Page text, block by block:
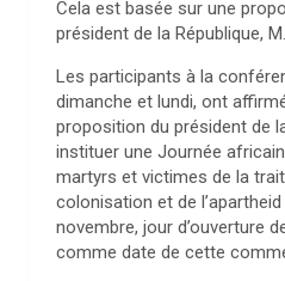
Cela est basée sur une
président de la République,
Les participants à la
dimanche et lundi, ont
proposition du président de
instituer une Journée
martyrs et victimes de la
colonisation et de
novembre, jour d’ouverture
comme date de cette